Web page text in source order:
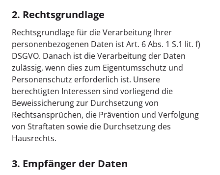
2. Rechtsgrundlage
Rechtsgrundlage für die Verarbeitung Ihrer
personenbezogenen Daten ist Art. 6 Abs. 1 S.1 lit. f)
DSGVO. Danach ist die Verarbeitung der Daten
zulässig, wenn dies zum Eigentumsschutz und
Personenschutz erforderlich ist. Unsere
berechtigten Interessen sind vorliegend die
Beweissicherung zur Durchsetzung von
Rechtsansprüchen, die Prävention und Verfolgung
von Straftaten sowie die Durchsetzung des
Hausrechts.
3. Empfänger der Daten